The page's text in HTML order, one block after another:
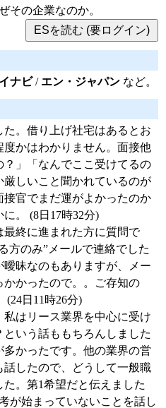
その企業なのか。
ナビ/ エン・ジャパン など。
た。借り上げ社宅はあるとお
かはわかりません。面接他
」「なんでここ受けてるの
しいこと聞かれているのが
官でまだ運がよかったのか
。 (8日17時32分)
最終に進まれた方に質問で
方のみ”メールで連絡でした
昧なのもありますが、メー
かったので。。ご存知の
(24日11時26分)
私はリース業界を中心に受け
いう話ももちろんしました
かったです。他の業界の営
したので、どうして一般職
。第1希望だと伝えました
が始まっていないことを話し